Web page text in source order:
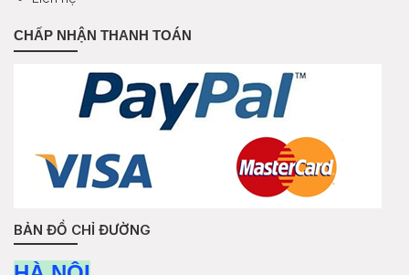
CHẤP NHẬN THANH TOÁN
BẢN ĐỒ CHỈ ĐƯỜNG